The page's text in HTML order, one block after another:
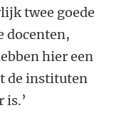
twee goede
docenten,
hier een
de instituten
is.’